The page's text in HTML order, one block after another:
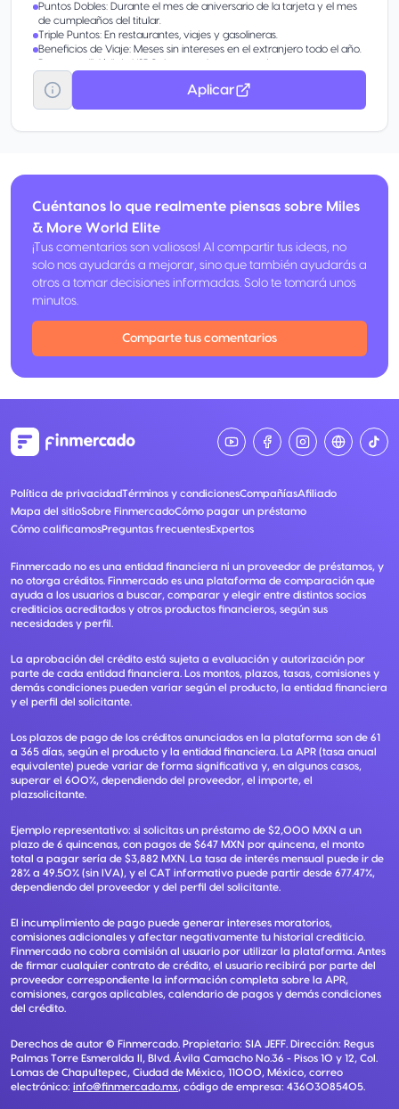
Puntos Dobles: Durante el mes de aniversario de la tarjeta y el mes
de cumpleaños del titular.
Triple Puntos: En restaurantes, viajes y gasolineras.
Beneficios de Viaje: Meses sin intereses en el extranjero todo el año.
Programa "Más" de HSBC: Acceso al programa de recompensas
para canje de puntos.
Transeferencia de la deuda de tus otras tarjetas bancarias o
departamentales y pagarla en un plazo de hasta 48 meses con una
comisiones por la transferencia..
Aplicar
Cuéntanos lo que realmente piensas sobre Miles
& More World Elite
¡Tus comentarios son valiosos! Al compartir tus ideas, no
solo nos ayudarás a mejorar, sino que también ayudarás a
otros a tomar decisiones informadas. Solo te tomará unos
minutos.
Comparte tus comentarios
Política de privacidadTérminos y condicionesCompañíasAfiliado
Mapa del sitioSobre FinmercadoCómo pagar un préstamo
Cómo calificamosPreguntas frecuentesExpertos
Finmercado no es una entidad financiera ni un proveedor de préstamos, y
no otorga créditos. Finmercado es una plataforma de comparación que
ayuda a los usuarios a buscar, comparar y elegir entre distintos socios
crediticios acreditados y otros productos financieros, según sus
necesidades y perfil.
La aprobación del crédito está sujeta a evaluación y autorización por
parte de cada entidad financiera. Los montos, plazos, tasas, comisiones y
demás condiciones pueden variar según el producto, la entidad financiera
y el perfil del solicitante.
Los plazos de pago de los créditos anunciados en la plataforma son de 61
a 365 días, según el producto y la entidad financiera. La APR (tasa anual
equivalente) puede variar de forma significativa y, en algunos casos,
superar el 600%, dependiendo del proveedor, el importe, el
plazsolicitante.
Ejemplo representativo: si solicitas un préstamo de $2,000 MXN a un
plazo de 6 quincenas, con pagos de $647 MXN por quincena, el monto
total a pagar sería de $3,882 MXN. La tasa de interés mensual puede ir de
28% a 49.50% (sin IVA), y el CAT informativo puede partir desde 677.47%,
dependiendo del proveedor y del perfil del solicitante.
El incumplimiento de pago puede generar intereses moratorios,
comisiones adicionales y afectar negativamente tu historial crediticio.
Finmercado no cobra comisión al usuario por utilizar la plataforma. Antes
de firmar cualquier contrato de crédito, el usuario recibirá por parte del
proveedor correspondiente la información completa sobre la APR,
comisiones, cargos aplicables, calendario de pagos y demás condiciones
del crédito.
Derechos de autor © Finmercado. Propietario: SIA JEFF. Dirección: Regus
Palmas Torre Esmeralda II, Blvd. Ávila Camacho No.36 - Pisos 10 y 12, Col.
Lomas de Chapultepec, Ciudad de México, 11000, México, correo
electrónico: info@finmercado.mx, código de empresa: 43603085405.